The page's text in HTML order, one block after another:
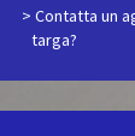
> Contatta un
targa?